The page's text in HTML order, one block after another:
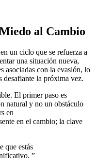
al Cambio
un ciclo que se refuerza a
una situación nueva,
asociadas con la evasión, lo
desafiante la próxima vez.
El primer paso es
natural y no un obstáculo
en
en el cambio; la clave
que estás
”